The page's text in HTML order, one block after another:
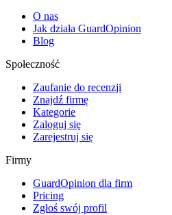
O nas
Jak działa GuardOpinion
Blog
Społeczność
Zaufanie do recenzji
Znajdź firmę
Kategorie
Zaloguj się
Zarejestruj się
Firmy
GuardOpinion dla firm
Pricing
Zgłoś swój profil